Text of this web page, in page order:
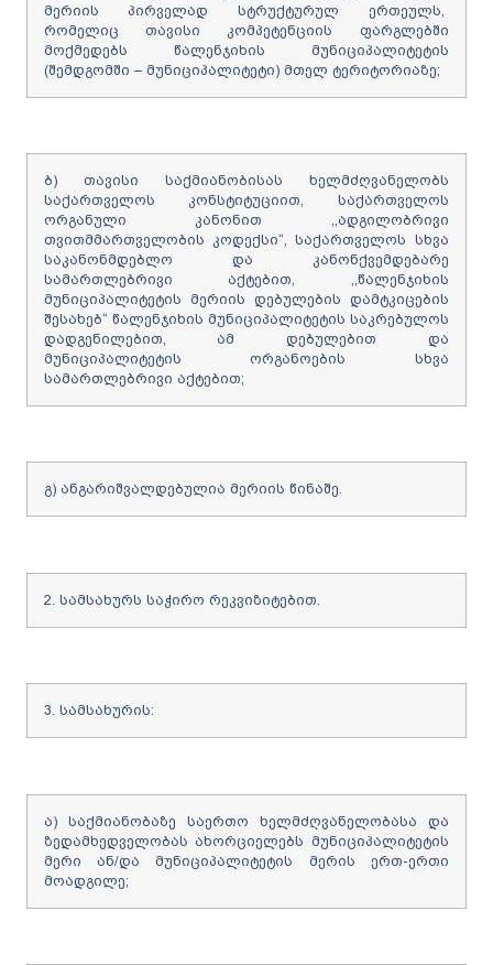
მერიის პირველად სტრუქტურულ ერთეულს,
რომელიც თავისი კომპეტენციის ფარგლებში
მოქმედებს წალენჯიხის მუნიციპალიტეტის
(შემდგომში – მუნიციპალიტეტი) მთელ ტერიტორიაზე;
ბ) თავისი საქმიანობისას ხელმძღვანელობს
საქართველოს კონსტიტუციით, საქართველოს
ორგანული კანონით ,,ადგილობრივი
თვითმმართველობის კოდექსი“, საქართველოს სხვა
საკანონმდებლო და კანონქვემდებარე
სამართლებრივი აქტებით, ,,წალენჯიხის
მუნიციპალიტეტის მერიის დებულების დამტკიცების
შესახებ“ წალენჯიხის მუნიციპალიტეტის საკრებულოს
დადგენილებით, ამ დებულებით და
მუნიციპალიტეტის ორგანოების სხვა
სამართლებრივი აქტებით;
გ) ანგარიშვალდებულია მერიის წინაშე.
2. სამსახურს საჭირო რეკვიზიტებით.
3. სამსახურის:
ა) საქმიანობაზე საერთო ხელმძღვანელობასა და
ზედამხედველობას ახორციელებს მუნიციპალიტეტის
მერი ან/და მუნიციპალიტეტის მერის ერთ-ერთი
მოადგილე;